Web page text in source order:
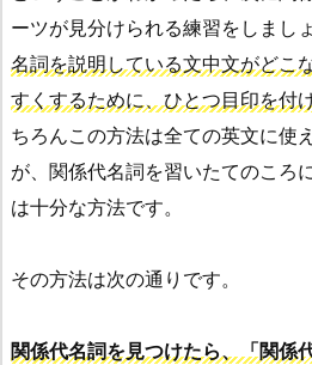
ーツが見分けられる練習をしましょ
名詞を説明している文中文がどこ
すくするために、ひとつ目印を付
ちろんこの方法は全ての英文に使
が、関係代名詞を習いたてのころ
は十分な方法です。
その方法は次の通りです。
関係代名詞を見つけたら、「関係